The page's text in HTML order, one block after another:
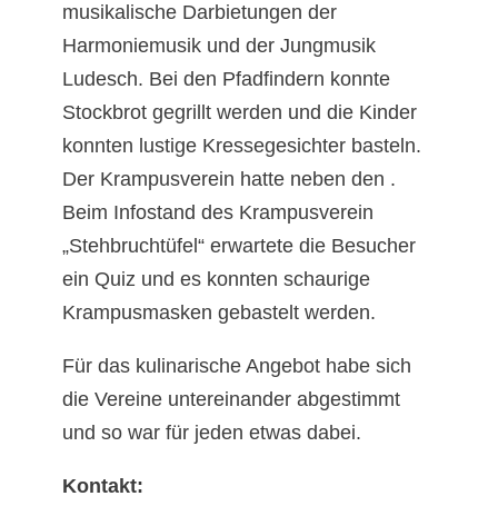
musikalische Darbietungen der
Harmoniemusik und der Jungmusik
Ludesch. Bei den Pfadfindern konnte
Stockbrot gegrillt werden und die Kinder
konnten lustige Kressegesichter basteln.
Der Krampusverein hatte neben den .
Beim Infostand des Krampusverein
„Stehbruchtüfel“ erwartete die Besucher
ein Quiz und es konnten schaurige
Krampusmasken gebastelt werden.
Für das kulinarische Angebot habe sich
die Vereine untereinander abgestimmt
und so war für jeden etwas dabei.
Kontakt: